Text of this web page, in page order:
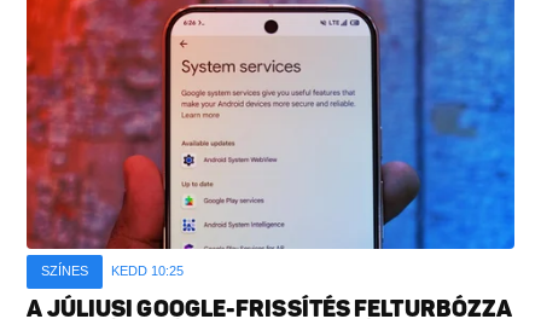
SZÍNES KEDD 10:25
A JÚLIUSI GOOGLE-FRISSÍTÉS FELTURBÓZZA